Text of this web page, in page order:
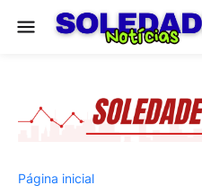
Página inicial